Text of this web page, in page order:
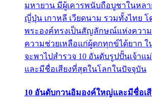
มหายาน มีผู้เคารพนับถือบูชาในหลา
ญี่ปุ่น เกาหลี เวียดนาม รวมทั้งไทย โ
พระองค์ทรงเป็นสัญลักษณ์แห่งควา
ความช่วยเหลือแก่ผู้ตกทุกข์ได้ยาก ใ
จะพาไปสำรวจ 10 อันดับรูปปั้นเจ้า
และมีชื่อเสียงที่สุดในโลกในปัจจุบัน
10 อันดับกวนอิมองค์ใหญ่และมีชื่อเ